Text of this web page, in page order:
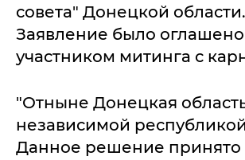
совета" Донецкой области.
Заявление было
участником митинга с
"Отныне Донецкая
независимой
Данное решение принято